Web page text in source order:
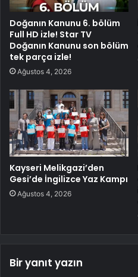
Doğanın Kanunu 6. bölüm
Full HD izle! Star TV
Doğanın Kanunu son bölüm
tek parça izle!
Ağustos 4, 2026
Kayseri Melikgazi’den
Gesi’de İngilizce Yaz Kampı
Ağustos 4, 2026
Bir yanıt yazın